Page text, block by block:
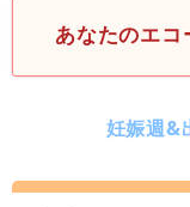
あなたのエコ
妊娠週&